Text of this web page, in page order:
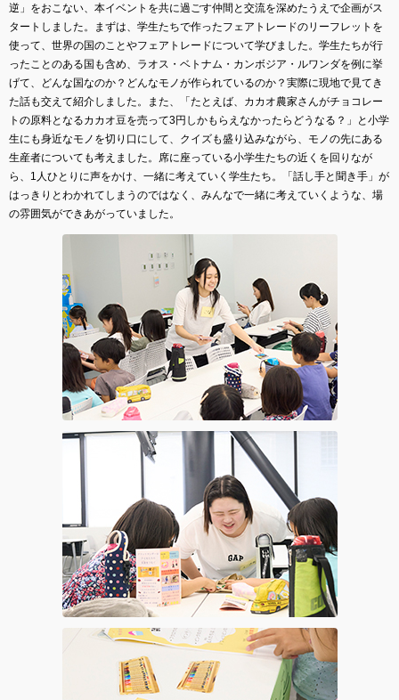
逆」をおこない、本イベントを共に過ごす仲間と交流を深めたうえで企画がス
タートしました。まずは、学生たちで作ったフェアトレードのリーフレットを
使って、世界の国のことやフェアトレードについて学びました。学生たちが行
ったことのある国も含め、ラオス・ベトナム・カンボジア・ルワンダを例に挙
げて、どんな国なのか？どんなモノが作られているのか？実際に現地で見てき
た話も交えて紹介しました。また、「たとえば、カカオ農家さんがチョコレー
トの原料となるカカオ豆を売って3円しかもらえなかったらどうなる？」と小学
生にも身近なモノを切り口にして、クイズも盛り込みながら、モノの先にある
生産者についても考えました。席に座っている小学生たちの近くを回りなが
ら、1人ひとりに声をかけ、一緒に考えていく学生たち。「話し手と聞き手」が
はっきりとわかれてしまうのではなく、みんなで一緒に考えていくような、場
の雰囲気ができあがっていました。